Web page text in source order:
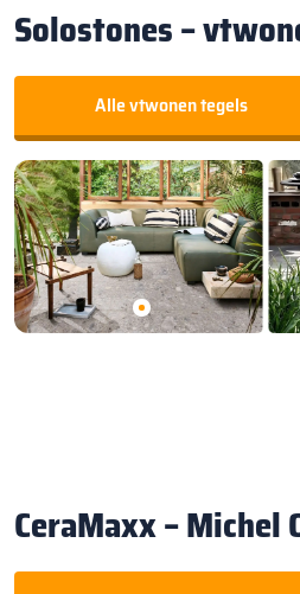
Solostones –
Alle vtwonen tegels
CeraMaxx – Michel